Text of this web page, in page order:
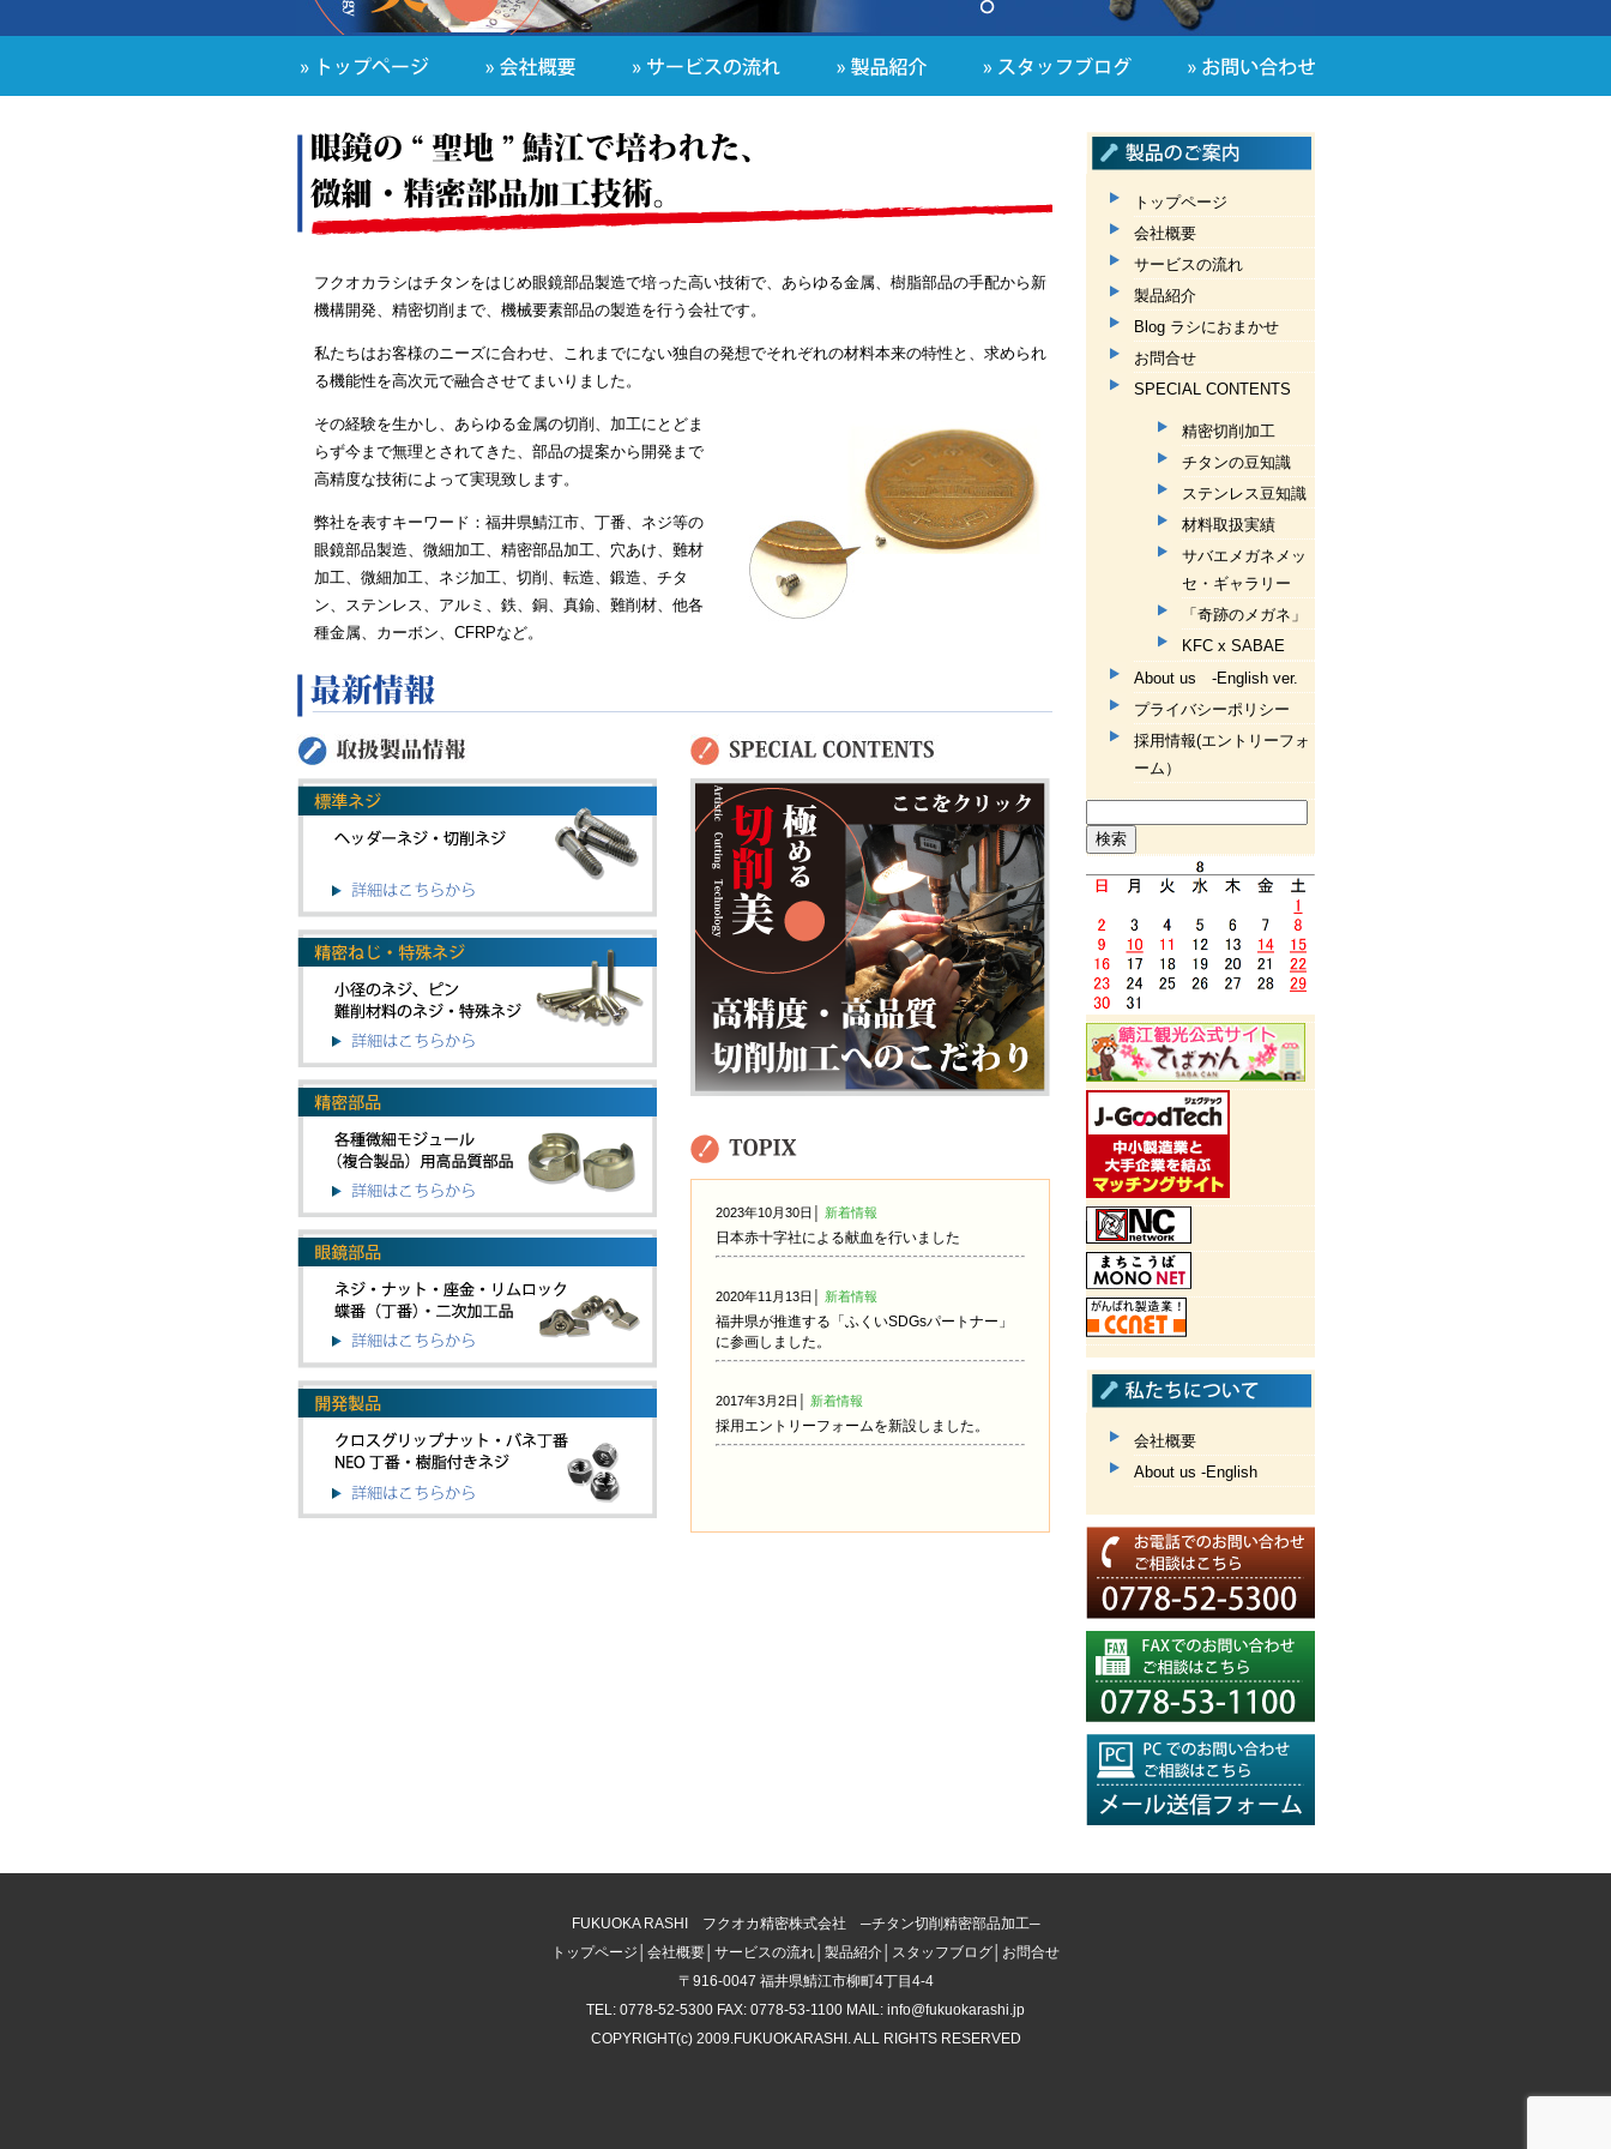
フクオカラシはチタンをはじめ眼鏡部品製造で培った高い技術で、あらゆる金属、樹脂部品の手配から新
機構開発、精密切削まで、機械要素部品の製造を行う会社です。
私たちはお客様のニーズに合わせ、これまでにない独自の発想でそれぞれの材料本来の特性と、求められ
る機能性を高次元で融合させてまいりました。
その経験を生かし、あらゆる金属の切削、加工にとどま
らず今まで無理とされてきた、部品の提案から開発まで
高精度な技術によって実現致します。
弊社を表すキーワード：福井県鯖江市、丁番、ネジ等の
眼鏡部品製造、微細加工、精密部品加工、穴あけ、難材
加工、微細加工、ネジ加工、切削、転造、鍛造、チタ
ン、ステンレス、アルミ、鉄、銅、真鍮、難削材、他各
種金属、カーボン、CFRPなど。
2023年10月30日│ 新着情報
日本赤十字社による献血を行いました
2020年11月13日│ 新着情報
福井県が推進する「ふくいSDGsパートナー」
に参画しました。
2017年3月2日│ 新着情報
採用エントリーフォームを新設しました。
トップページ
会社概要
サービスの流れ
製品紹介
Blog ラシにおまかせ
お問合せ
SPECIAL CONTENTS
精密切削加工
チタンの豆知識
ステンレス豆知識
材料取扱実績
サバエメガネメッ
セ・ギャラリー
「奇跡のメガネ」
KFC x SABAE
About us -English ver.
プライバシーポリシー
採用情報(エントリーフォ
ーム）
索:
会社概要
About us -English
FUKUOKA RASHI フクオカ精密株式会社 ─チタン切削精密部品加工─
トップページ
会社概要 サービスの流れ 製品紹介 スタッフブログ
お問合せ
〒916-0047 福井県鯖江市柳町4丁目4-4
TEL: 0778-52-5300 FAX: 0778-53-1100 MAIL: info@fukuokarashi.jp
COPYRIGHT(c) 2009.FUKUOKARASHI. ALL RIGHTS RESERVED